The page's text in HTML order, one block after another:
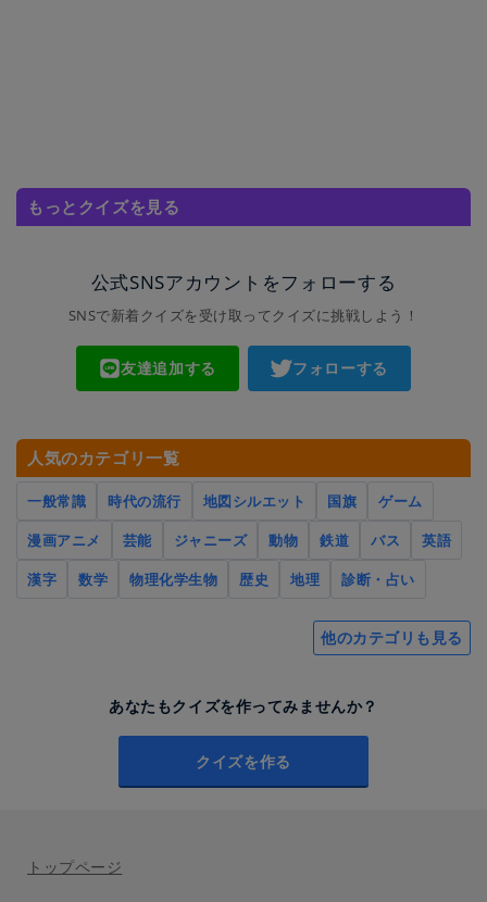
もっとクイズを見る
公式SNSアカウントをフォローする
SNSで新着クイズを受け取ってクイズに挑戦しよう！
友達追加する フォローする
人気のカテゴリ一覧
一般常識 時代の流行 地図シルエット 国旗
ゲーム
漫画アニメ
芸能 ジャニーズ 動物 鉄道 バス
英語
漢字
数学 物理化学生物 歴史 地理 診断・占い
他のカテゴリも見る
あなたもクイズを作ってみませんか？
クイズを作る
トップページ